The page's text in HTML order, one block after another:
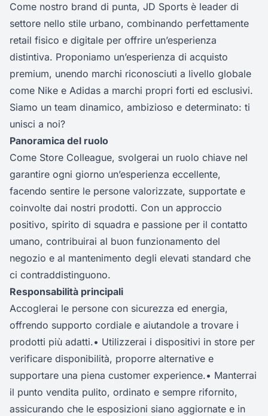
Come nostro brand di punta, JD Sports è leader di
settore nello stile urbano, combinando perfettamente
retail fisico e digitale per offrire un’esperienza
distintiva. Proponiamo un’esperienza di acquisto
premium, unendo marchi riconosciuti a livello globale
come Nike e Adidas a marchi propri forti ed esclusivi.
Siamo un team dinamico, ambizioso e determinato: ti
unisci a noi?
Panoramica del ruolo
Come Store Colleague, svolgerai un ruolo chiave nel
garantire ogni giorno un’esperienza eccellente,
facendo sentire le persone valorizzate, supportate e
coinvolte dai nostri prodotti. Con un approccio
positivo, spirito di squadra e passione per il contatto
umano, contribuirai al buon funzionamento del
negozio e al mantenimento degli elevati standard che
ci contraddistinguono.
Responsabilità principali
Accoglerai le persone con sicurezza ed energia,
offrendo supporto cordiale e aiutandole a trovare i
prodotti più adatti.• Utilizzerai i dispositivi in store per
verificare disponibilità, proporre alternative e
supportare una piena customer experience.• Manterrai
il punto vendita pulito, ordinato e sempre rifornito,
assicurando che le esposizioni siano aggiornate e in